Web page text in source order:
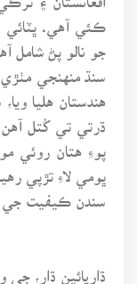
ڪئي آهي. ڀٽائي
جو نالو پڻ شامل
سنڌ منهنجي مٺڙي
هندستان هليا
ڌرتي تي کُتل
پوءِ هتان روئي
ڀومي لاءِ تڙپي
سندن ڪيفيت
ڌاريائين ڌار، جي